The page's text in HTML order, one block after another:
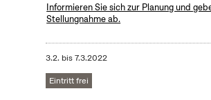
Informieren Sie sich zur Planung und
Stellungnahme ab.
3.2. bis7.3.2022
Eintritt frei